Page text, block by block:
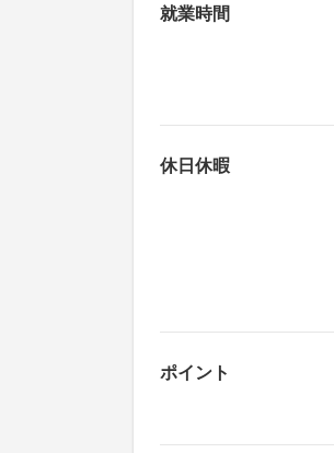
就業時間
休日休暇
ポイント